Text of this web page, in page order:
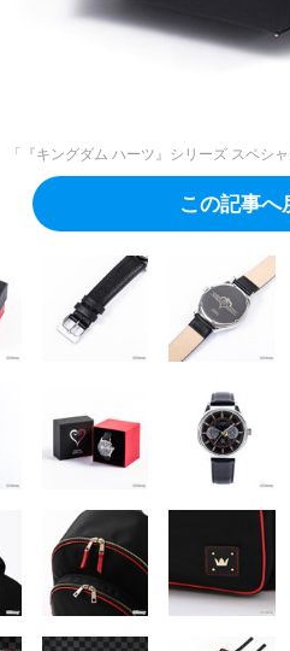
「『キングダム ハーツ』シリーズ スペシ
この記事へ